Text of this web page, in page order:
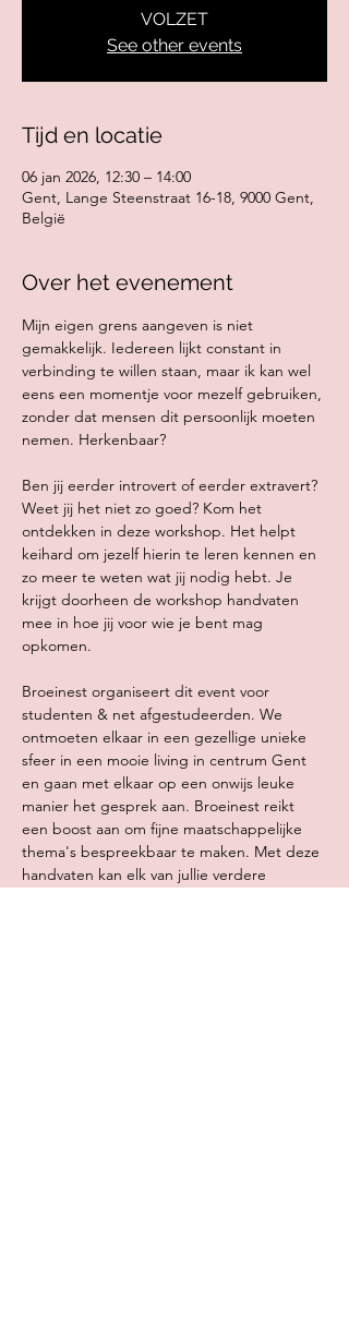
VOLZET
See other events
Tijd en locatie
06 jan 2026, 12:30 – 14:00
Gent, Lange Steenstraat 16-18, 9000 Gent,
België
Over het evenement
Mijn eigen grens aangeven is niet
gemakkelijk. Iedereen lijkt constant in
verbinding te willen staan, maar ik kan wel
eens een momentje voor mezelf gebruiken,
zonder dat mensen dit persoonlijk moeten
nemen. Herkenbaar?
Ben jij eerder introvert of eerder extravert?
Weet jij het niet zo goed? Kom het
ontdekken in deze workshop. Het helpt
keihard om jezelf hierin te leren kennen en
zo meer te weten wat jij nodig hebt. Je
krijgt doorheen de workshop handvaten
mee in hoe jij voor wie je bent mag
opkomen.
Broeinest organiseert dit event voor
studenten & net afgestudeerden. We
ontmoeten elkaar in een gezellige unieke
sfeer in een mooie living in centrum Gent
en gaan met elkaar op een onwijs leuke
manier het gesprek aan. Broeinest reikt
een boost aan om fijne maatschappelijke
thema's bespreekbaar te maken. Met deze
handvaten kan elk van jullie verdere